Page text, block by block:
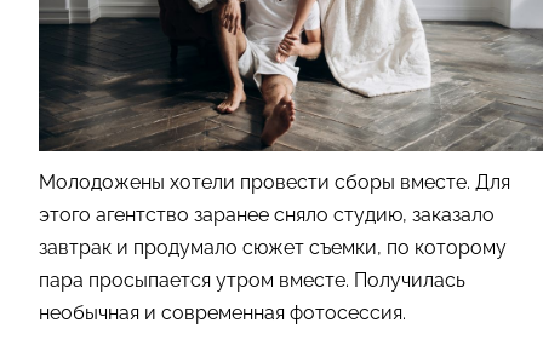
Молодожены хотели провести сборы вместе. Для
этого агентство заранее сняло студию, заказало
завтрак и продумало сюжет съемки, по которому
пара просыпается утром вместе. Получилась
необычная и современная фотосессия.